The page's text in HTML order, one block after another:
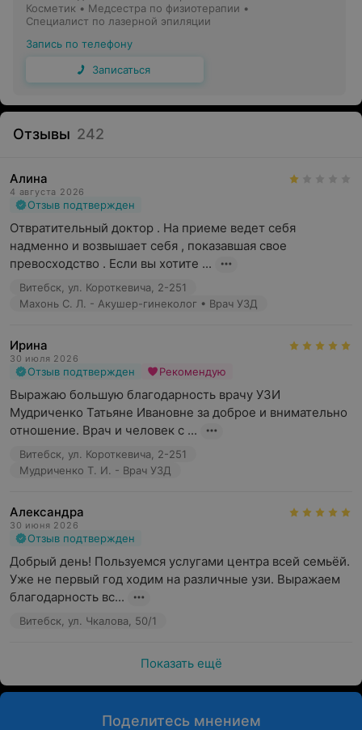
Косметик • Медсестра по физиотерапии •
Специалист по лазерной эпиляции
Запись по телефону
Записаться
Отзывы 242
Алина
4 августа 2026
Отзыв подтвержден
Отвратительный доктор . На приеме ведет себя
надменно и возвышает себя , показавшая свое
превосходство . Если вы хотите ...
Витебск, ул. Короткевича, 2-251
Махонь С. Л. - Акушер-гинеколог • Врач УЗД
Ирина
30 июля 2026
Отзыв подтвержден Рекомендую
Выражаю большую благодарность врачу УЗИ
Мудриченко Татьяне Ивановне за доброе и внимательно
отношение. Врач и человек с ...
Витебск, ул. Короткевича, 2-251
Мудриченко Т. И. - Врач УЗД
Александра
30 июня 2026
Отзыв подтвержден
Добрый день! Пользуемся услугами центра всей семьёй.
Уже не первый год ходим на различные узи. Выражаем
благодарность вс...
Витебск, ул. Чкалова, 50/1
Показать ещё
Поделитесь мнением